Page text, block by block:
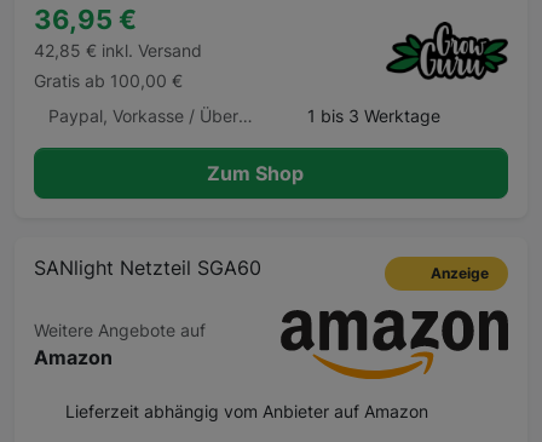
36,95 €
42,85 € inkl. Versand
Gratis ab 100,00 €
Paypal, Vorkasse / Überweisung, Kreditkarte, Klarna, Klarna Ratenkauf, Giropay, Apple Pay, Google Pay, Barzahlung
1 bis 3 Werktage
Zum Shop
SANlight Netzteil SGA60 Anzeige
Weitere Angebote auf
Amazon
Lieferzeit abhängig vom Anbieter auf Amazon